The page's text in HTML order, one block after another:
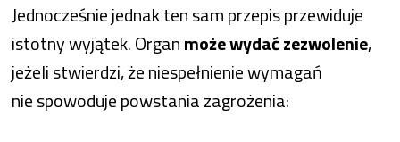
Jednocześnie jednak ten sam przepis przewiduje
istotny wyjątek. Organmoże wydać zezwolenie,
jeżeli stwierdzi, że niespełnienie wymagań
nie spowoduje powstania zagrożenia: